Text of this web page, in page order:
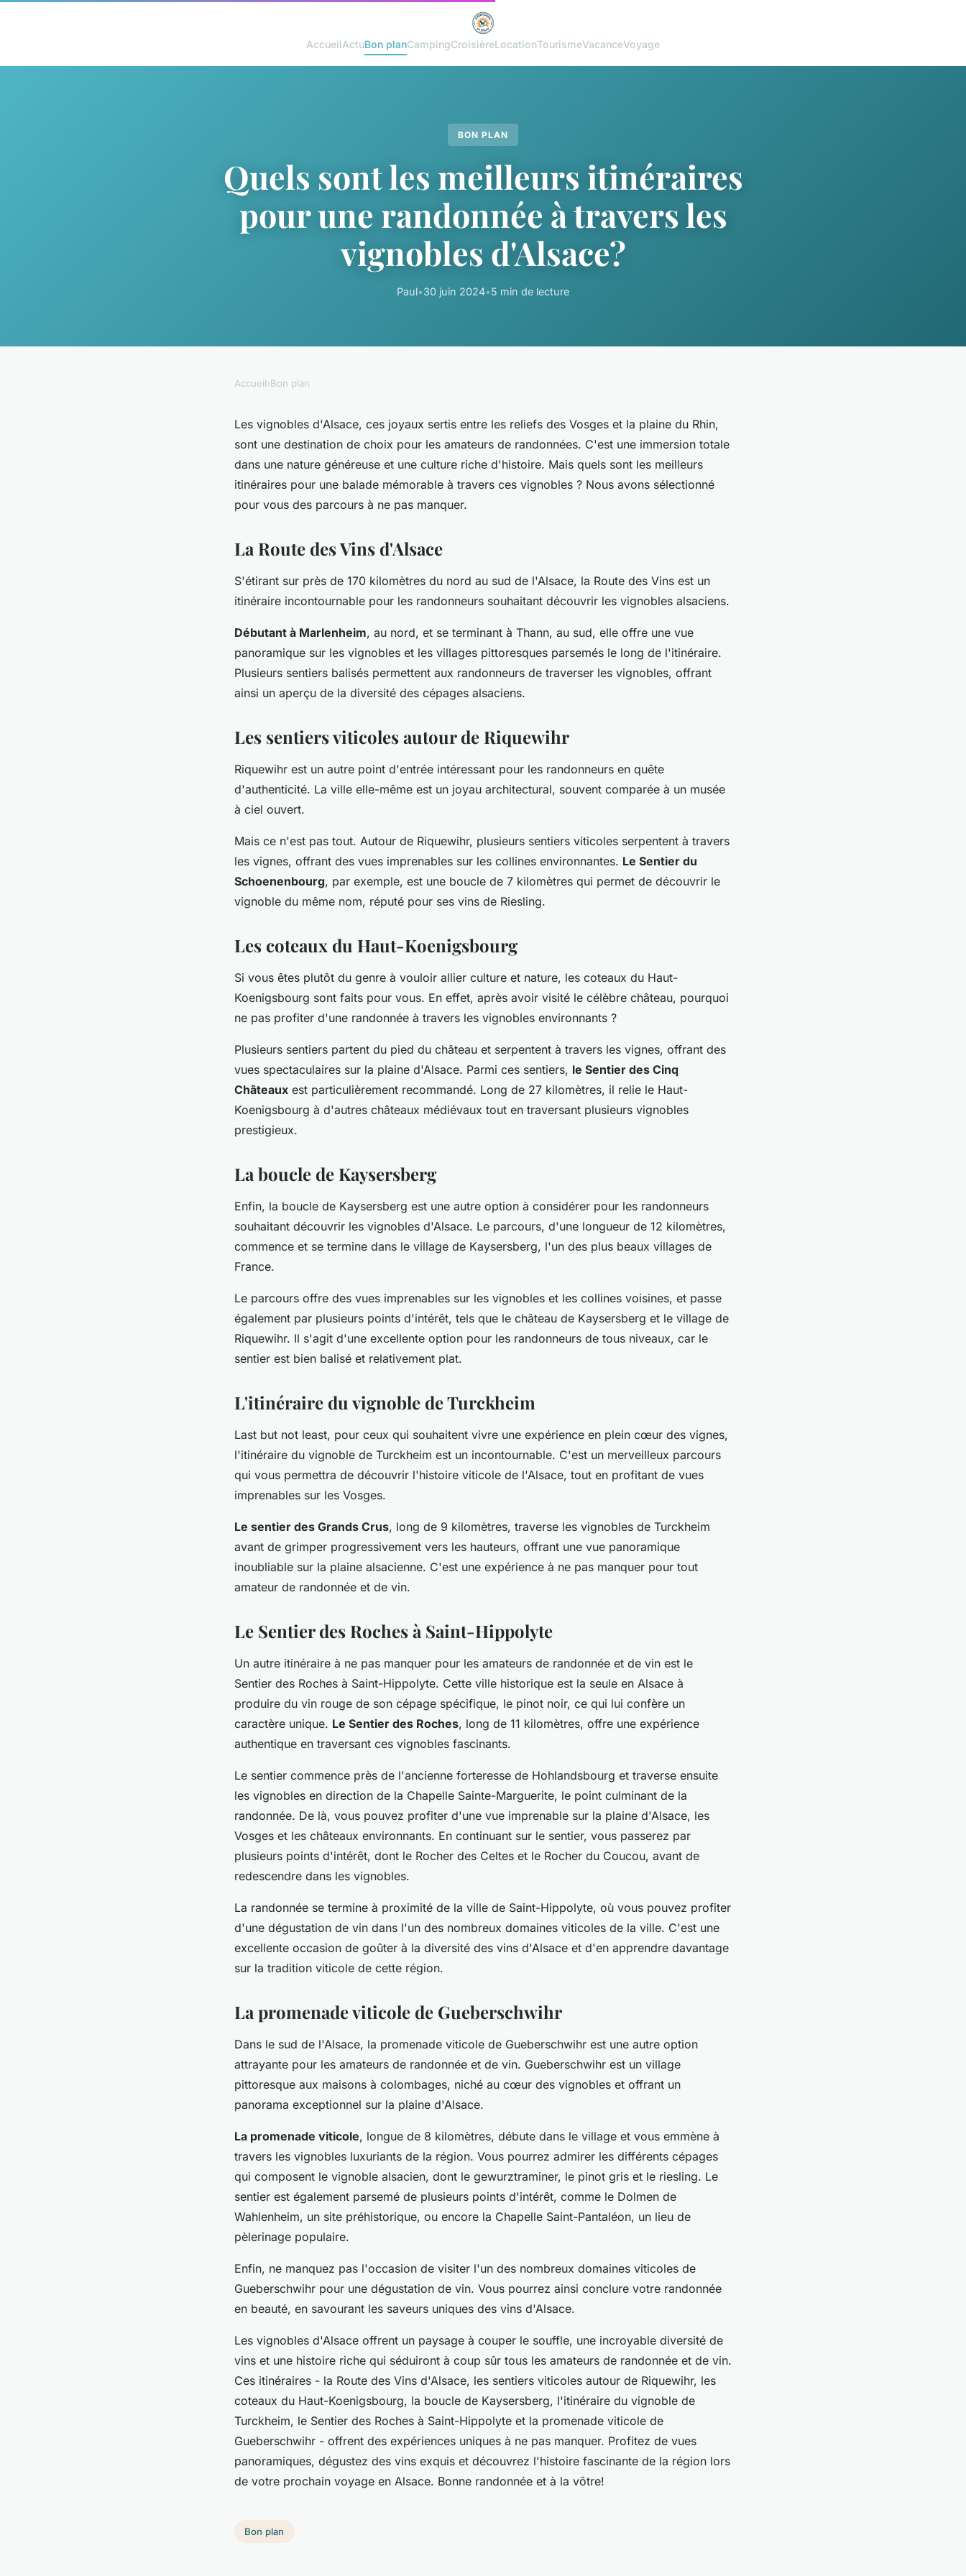
AccueilActuBon planCampingCroisièreLocationTourismeVacanceVoyage
BON PLAN
Quels sont les meilleurs itinéraires
pour une randonnée à travers les
vignobles d'Alsace?
Paul•30 juin 2024•5 min de lecture
Accueil›Bon plan
Les vignobles d'Alsace, ces joyaux sertis entre les reliefs des Vosges et la plaine du Rhin,
sont une destination de choix pour les amateurs de randonnées. C'est une immersion totale
dans une nature généreuse et une culture riche d'histoire. Mais quels sont les meilleurs
itinéraires pour une balade mémorable à travers ces vignobles ? Nous avons sélectionné
pour vous des parcours à ne pas manquer.
La Route des Vins d'Alsace
S'étirant sur près de 170 kilomètres du nord au sud de l'Alsace, la Route des Vins est un
itinéraire incontournable pour les randonneurs souhaitant découvrir les vignobles alsaciens.
Débutant à Marlenheim, au nord, et se terminant à Thann, au sud, elle offre une vue
panoramique sur les vignobles et les villages pittoresques parsemés le long de l'itinéraire.
Plusieurs sentiers balisés permettent aux randonneurs de traverser les vignobles, offrant
ainsi un aperçu de la diversité des cépages alsaciens.
Les sentiers viticoles autour de Riquewihr
Riquewihr est un autre point d'entrée intéressant pour les randonneurs en quête
d'authenticité. La ville elle-même est un joyau architectural, souvent comparée à un musée
à ciel ouvert.
Mais ce n'est pas tout. Autour de Riquewihr, plusieurs sentiers viticoles serpentent à travers
les vignes, offrant des vues imprenables sur les collines environnantes. Le Sentier du
Schoenenbourg, par exemple, est une boucle de 7 kilomètres qui permet de découvrir le
vignoble du même nom, réputé pour ses vins de Riesling.
Les coteaux du Haut-Koenigsbourg
Si vous êtes plutôt du genre à vouloir allier culture et nature, les coteaux du Haut-
Koenigsbourg sont faits pour vous. En effet, après avoir visité le célèbre château, pourquoi
ne pas profiter d'une randonnée à travers les vignobles environnants ?
Plusieurs sentiers partent du pied du château et serpentent à travers les vignes, offrant des
vues spectaculaires sur la plaine d'Alsace. Parmi ces sentiers, le Sentier des Cinq
Châteaux est particulièrement recommandé. Long de 27 kilomètres, il relie le Haut-
Koenigsbourg à d'autres châteaux médiévaux tout en traversant plusieurs vignobles
prestigieux.
La boucle de Kaysersberg
Enfin, la boucle de Kaysersberg est une autre option à considérer pour les randonneurs
souhaitant découvrir les vignobles d'Alsace. Le parcours, d'une longueur de 12 kilomètres,
commence et se termine dans le village de Kaysersberg, l'un des plus beaux villages de
France.
Le parcours offre des vues imprenables sur les vignobles et les collines voisines, et passe
également par plusieurs points d'intérêt, tels que le château de Kaysersberg et le village de
Riquewihr. Il s'agit d'une excellente option pour les randonneurs de tous niveaux, car le
sentier est bien balisé et relativement plat.
L'itinéraire du vignoble de Turckheim
Last but not least, pour ceux qui souhaitent vivre une expérience en plein cœur des vignes,
l'itinéraire du vignoble de Turckheim est un incontournable. C'est un merveilleux parcours
qui vous permettra de découvrir l'histoire viticole de l'Alsace, tout en profitant de vues
imprenables sur les Vosges.
Le sentier des Grands Crus, long de 9 kilomètres, traverse les vignobles de Turckheim
avant de grimper progressivement vers les hauteurs, offrant une vue panoramique
inoubliable sur la plaine alsacienne. C'est une expérience à ne pas manquer pour tout
amateur de randonnée et de vin.
Le Sentier des Roches à Saint-Hippolyte
Un autre itinéraire à ne pas manquer pour les amateurs de randonnée et de vin est le
Sentier des Roches à Saint-Hippolyte. Cette ville historique est la seule en Alsace à
produire du vin rouge de son cépage spécifique, le pinot noir, ce qui lui confère un
caractère unique. Le Sentier des Roches, long de 11 kilomètres, offre une expérience
authentique en traversant ces vignobles fascinants.
Le sentier commence près de l'ancienne forteresse de Hohlandsbourg et traverse ensuite
les vignobles en direction de la Chapelle Sainte-Marguerite, le point culminant de la
randonnée. De là, vous pouvez profiter d'une vue imprenable sur la plaine d'Alsace, les
Vosges et les châteaux environnants. En continuant sur le sentier, vous passerez par
plusieurs points d'intérêt, dont le Rocher des Celtes et le Rocher du Coucou, avant de
redescendre dans les vignobles.
La randonnée se termine à proximité de la ville de Saint-Hippolyte, où vous pouvez profiter
d'une dégustation de vin dans l'un des nombreux domaines viticoles de la ville. C'est une
excellente occasion de goûter à la diversité des vins d'Alsace et d'en apprendre davantage
sur la tradition viticole de cette région.
La promenade viticole de Gueberschwihr
Dans le sud de l'Alsace, la promenade viticole de Gueberschwihr est une autre option
attrayante pour les amateurs de randonnée et de vin. Gueberschwihr est un village
pittoresque aux maisons à colombages, niché au cœur des vignobles et offrant un
panorama exceptionnel sur la plaine d'Alsace.
La promenade viticole, longue de 8 kilomètres, débute dans le village et vous emmène à
travers les vignobles luxuriants de la région. Vous pourrez admirer les différents cépages
qui composent le vignoble alsacien, dont le gewurztraminer, le pinot gris et le riesling. Le
sentier est également parsemé de plusieurs points d'intérêt, comme le Dolmen de
Wahlenheim, un site préhistorique, ou encore la Chapelle Saint-Pantaléon, un lieu de
pèlerinage populaire.
Enfin, ne manquez pas l'occasion de visiter l'un des nombreux domaines viticoles de
Gueberschwihr pour une dégustation de vin. Vous pourrez ainsi conclure votre randonnée
en beauté, en savourant les saveurs uniques des vins d'Alsace.
Les vignobles d'Alsace offrent un paysage à couper le souffle, une incroyable diversité de
vins et une histoire riche qui séduiront à coup sûr tous les amateurs de randonnée et de vin.
Ces itinéraires - la Route des Vins d'Alsace, les sentiers viticoles autour de Riquewihr, les
coteaux du Haut-Koenigsbourg, la boucle de Kaysersberg, l'itinéraire du vignoble de
Turckheim, le Sentier des Roches à Saint-Hippolyte et la promenade viticole de
Gueberschwihr - offrent des expériences uniques à ne pas manquer. Profitez de vues
panoramiques, dégustez des vins exquis et découvrez l'histoire fascinante de la région lors
de votre prochain voyage en Alsace. Bonne randonnée et à la vôtre!
Bon plan